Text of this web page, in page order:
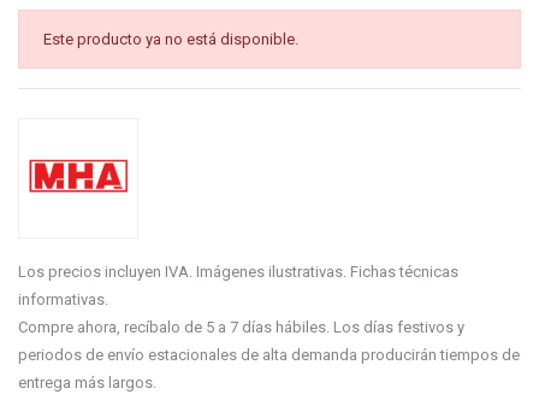
Este producto ya no está disponible.
Los precios incluyen IVA. Imágenes ilustrativas. Fichas técnicas
informativas.
Compre ahora, recíbalo de 5 a 7 días hábiles. Los días festivos y
periodos de envío estacionales de alta demanda producirán tiempos de
entrega más largos.